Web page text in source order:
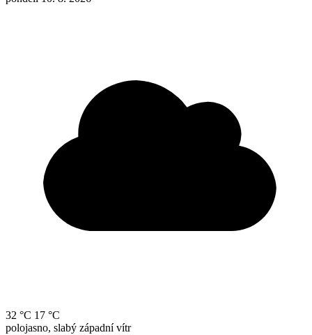
32 °C 17 °C
polojasno, slabý západní vítr